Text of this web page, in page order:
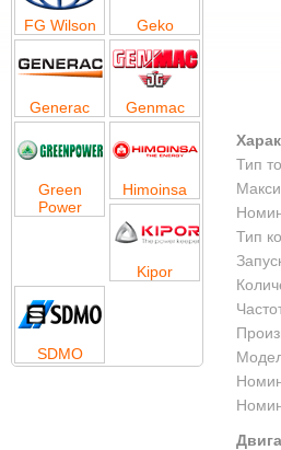
Тип
Тип
FG Wilson Geko
Generac Genmac
Green
Power
Himoinsa
Kipor
SDMO